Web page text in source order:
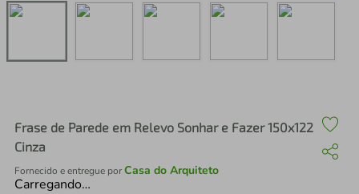
Frase de Parede em Relevo Sonhar e Fazer 150x122
Cinza
Fornecido e entregue porCasa do Arquiteto
Carregando…
perfume